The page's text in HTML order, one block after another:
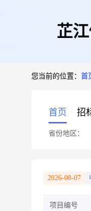
芷
您当前的位置： 首
首页 招
省份地区：
2026-08-07
项目编号